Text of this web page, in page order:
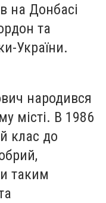
на Донбасі
та
України.
народився
місті. В 1986
клас до
таким